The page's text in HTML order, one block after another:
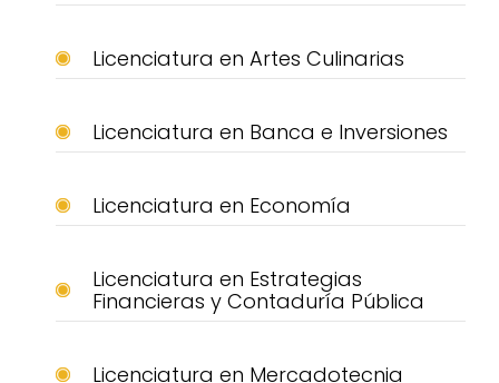
Licenciatura en Artes Culinarias
Licenciatura en Banca e Inversiones
Licenciatura en Economía
Licenciatura en Estrategias
Financieras y Contaduría Pública
Licenciatura en Mercadotecnia